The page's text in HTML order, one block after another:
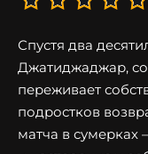
Спустя два
Джатиджаджар,
переживает
подростков
матча в сумерках